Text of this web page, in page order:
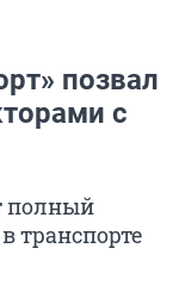
позвал
с
полный
транспорте